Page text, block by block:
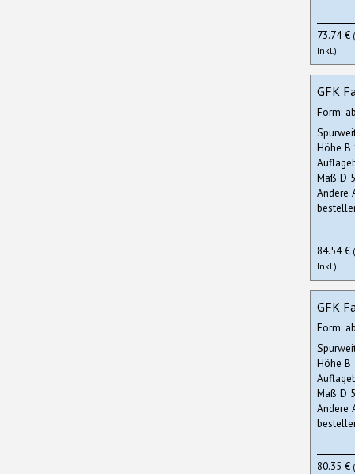
73.74 €
Inkl.)
GFK
Form:
Höhe B
Maß D
Andere
84.54 €
Inkl.)
GFK
Form:
Höhe B
Maß D
Andere
80.35 €